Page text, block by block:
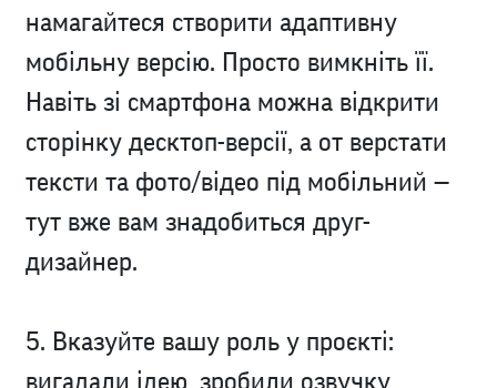
намагайтеся створити адаптивну
мобільну версію. Просто вимкніть її.
Навіть зі смартфона можна відкрити
сторінку десктоп-версії, а от верстати
тексти та фото/відео під мобільний —
тут вже вам знадобиться друг-
дизайнер.
5. Вказуйте вашу роль у проєкті:
вигадали ідею, зробили озвучку,